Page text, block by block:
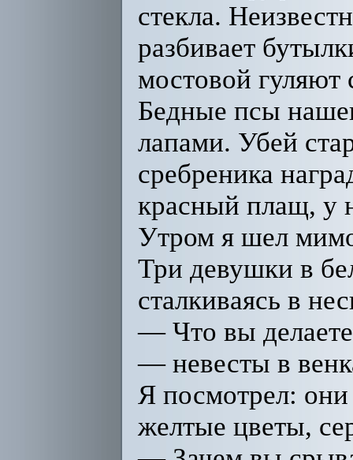
стекла.
разбивает
мостовой гуляют
Бедные псы
лапами. Убей
сребреника
красный плащ, у
Утром я шел
Три девушки в
сталкиваясь в
— Что вы
— невесты в
Я посмотрел: они
желтые цветы,